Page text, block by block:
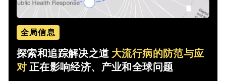
全局信息
探索和追踪解决之道 大流行病的防范与应
对 正在影响经济、产业和全球问题